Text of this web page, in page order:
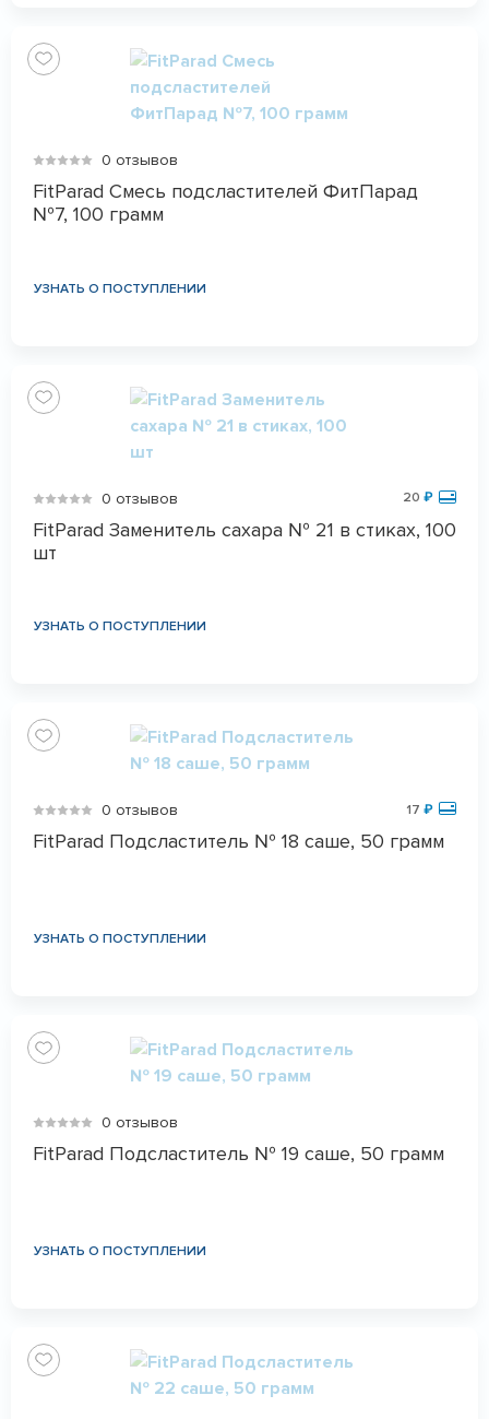
0 отзывов
FitParad Смесь подсластителей ФитПарад
№7, 100 грамм
УЗНАТЬ О ПОСТУПЛЕНИИ
0 отзывов 20 ₽
FitParad Заменитель сахара № 21 в стиках, 100
шт
УЗНАТЬ О ПОСТУПЛЕНИИ
0 отзывов 17 ₽
FitParad Подсластитель № 18 саше, 50 грамм
УЗНАТЬ О ПОСТУПЛЕНИИ
0 отзывов
FitParad Подсластитель № 19 саше, 50 грамм
УЗНАТЬ О ПОСТУПЛЕНИИ